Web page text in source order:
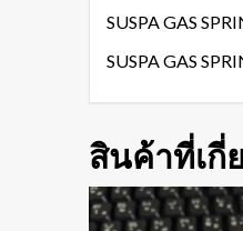
SUSPA GAS
SUSPA GAS
สินค้าที่เกี่